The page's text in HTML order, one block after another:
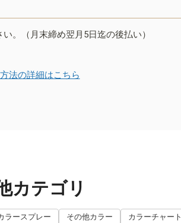
。（月末締め翌月5日迄の後払い）
法の詳細はこちら
カテゴリ
ラースプレー その他カラー カラーチャート